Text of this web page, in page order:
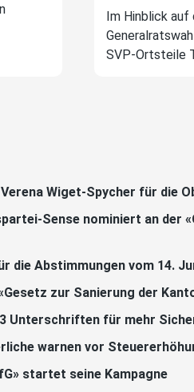
Im Hinblick auf
SVP-Ortsteile
Wiget-Spycher für die
Sense nominiert an der
die Abstimmungen vom 14.
zur Sanierung der
Unterschriften für mehr
warnen vor
startet seine Kampagne